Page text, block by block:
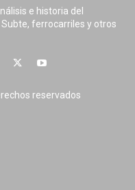
e historia del
ferrocarriles y otros
reservados